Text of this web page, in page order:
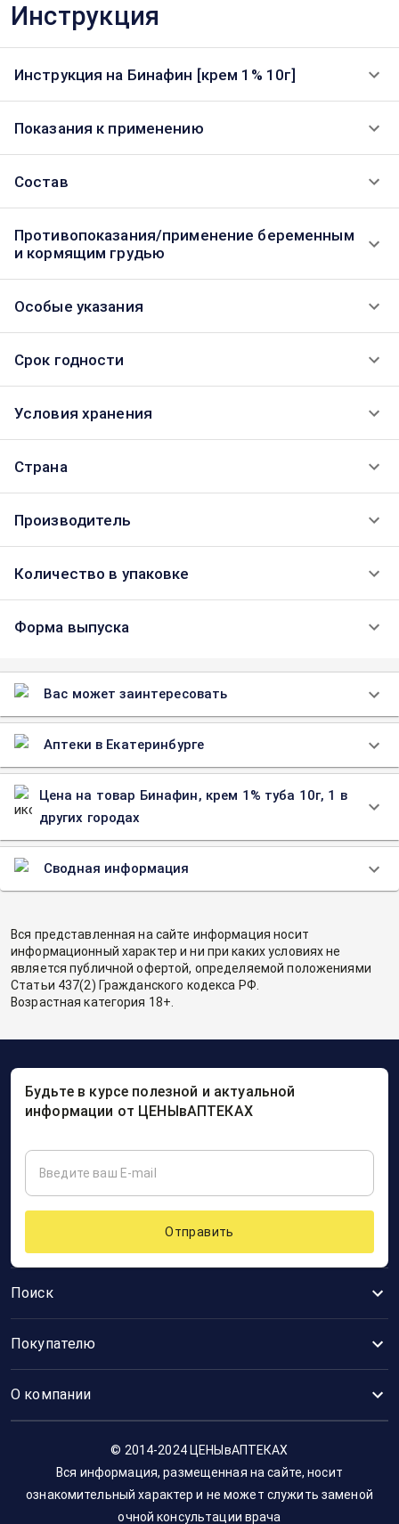
Инструкция
Инструкция на Бинафин [крем 1% 10г]
Показания к применению
Состав
Противопоказания/применение беременным
и кормящим грудью
Особые указания
Срок годности
Условия хранения
Страна
Производитель
Количество в упаковке
Форма выпуска
Вас может заинтересовать
Аптеки в Екатеринбурге
Цена на товар Бинафин, крем 1% туба 10г, 1 в
других городах
Сводная информация
Вся представленная на сайте информация носит
информационный характер и ни при каких условиях не
является публичной офертой, определяемой положениями
Статьи 437(2) Гражданского кодекса РФ.
Возрастная категория 18+.
Поиск
Покупателю
О компании
Будьте в курсе полезной и актуальной
информации от ЦЕНЫвАПТЕКАХ
Отправить
© 2014-2024 ЦЕНЫвАПТЕКАХ
Вся информация, размещенная на сайте, носит
ознакомительный характер и не может служить заменой
очной консультации врача